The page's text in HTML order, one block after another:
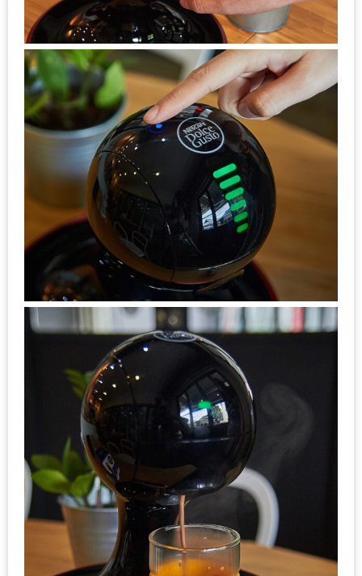
จบ
ที่
เดียว
HOMEPRO
FAIR
2017
เชียงใหม่
จัด
เต็ม
กับ
แผนที่
ร้าน
หมู
กระทะ
เชียงใหม่
งบ
ไม่
บาน
ปลาย
อิ่ม
ชิ
เกิน